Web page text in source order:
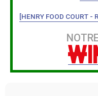
[HENRY FOOD COURT